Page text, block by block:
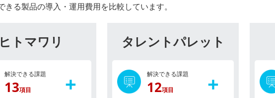
きる製品の導入・運用費用を比較しています。
トマワリ
解決できる課題
13項目 +
タレントパレット
解決できる課題
12項目 +